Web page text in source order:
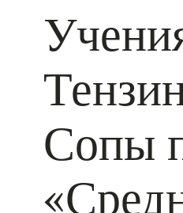
Сопы